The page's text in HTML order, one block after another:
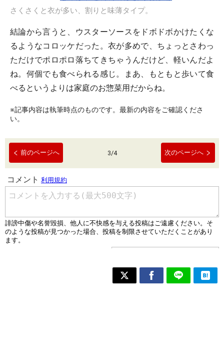
さくさくと衣が多い、割りと味薄タイプ。
結論から言うと、ウスターソースをドボドボかけたくな
るようなコロッケだった。衣が多めで、ちょっとさわっ
ただけでポロポロ落ちてきちゃうんだけど、軽いんだよ
ね。何個でも食べられる感じ。まあ、もともと歩いて食
べるというよりは家庭のお惣菜用だからね。
※記事内容は執筆時点のものです。最新の内容をご確認くださ
い。
前のページへ 3/4 次のページへ